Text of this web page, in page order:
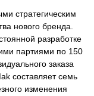
стратегическим
нового бренда.
разработке
партиями по 150
заказа
составляет семь
изменения